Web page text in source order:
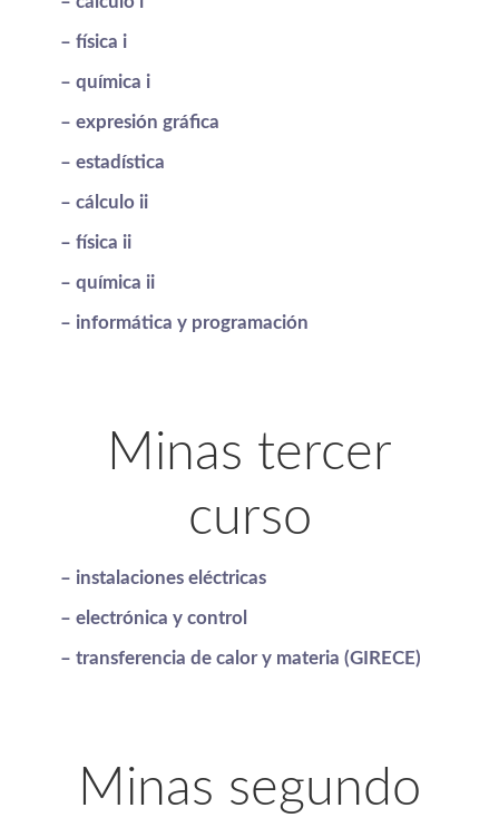
– física i
– química i
– expresión gráfica
– estadística
– cálculo ii
– física ii
– química ii
– informática y programación
Minas tercer
curso
– instalaciones eléctricas
– electrónica y control
– transferencia de calor y materia (GIRECE)
Minas segundo